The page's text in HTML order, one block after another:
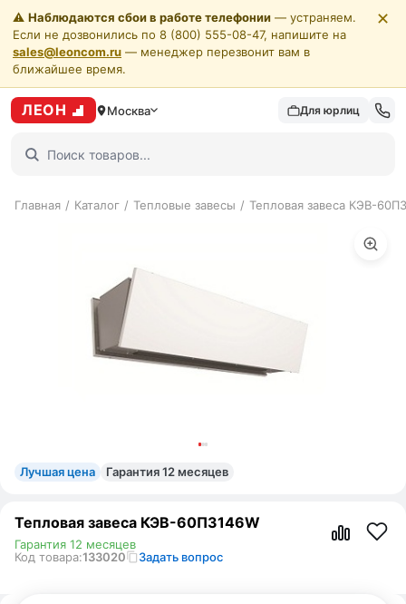
⚠️ Наблюдаются сбои в работе телефонии — устраняем.
Если не дозвонились по 8 (800) 555-08-47, напишите на
sales@leoncom.ru — менеджер перезвонит вам в
ближайшее время.
✕
ЛЕОН Москва Для юрлиц
Главная / Каталог / Тепловые завесы / Тепловая завеса КЭВ-
Лучшая цена Гарантия 12 месяцев
Тепловая завеса КЭВ-60П3146W
Код товара:133020 Задать вопрос
Гарантия 12 месяцев